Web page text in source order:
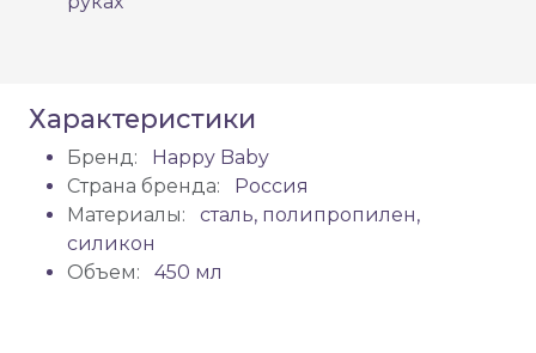
Характеристики
Бренд:
Happy Baby
Страна бренда:
Россия
Материалы:
сталь, полипропилен,
силикон
Объем:
450 мл